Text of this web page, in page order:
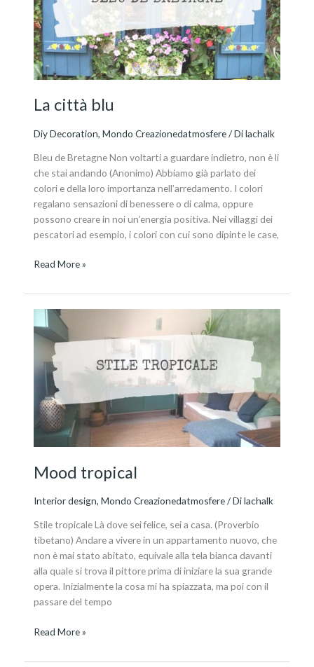
La città blu
Diy Decoration,Mondo Creazionedatmosfere/ Dilachalk
Bleu de Bretagne Non voltarti a guardare indietro, non è li
che stai andando (Anonimo) Abbiamo già parlato dei
colori e della loro importanza nell’arredamento. I colori
regalano sensazioni di benessere o di calma, oppure
possono creare in noi un’energia positiva. Nei villaggi dei
pescatori ad esempio, i colori con cui sono dipinte le case,
Read More »
Mood tropical
Interior design,Mondo Creazionedatmosfere/ Dilachalk
Stile tropicale Là dove sei felice, sei a casa. (Proverbio
tibetano) Andare a vivere in un appartamento nuovo, che
non è mai stato abitato, equivale alla tela bianca davanti
alla quale si trova il pittore prima di iniziare la sua grande
opera. Inizialmente la cosa mi ha spiazzata, ma poi con il
passare del tempo
Mood
tropical
Read More »